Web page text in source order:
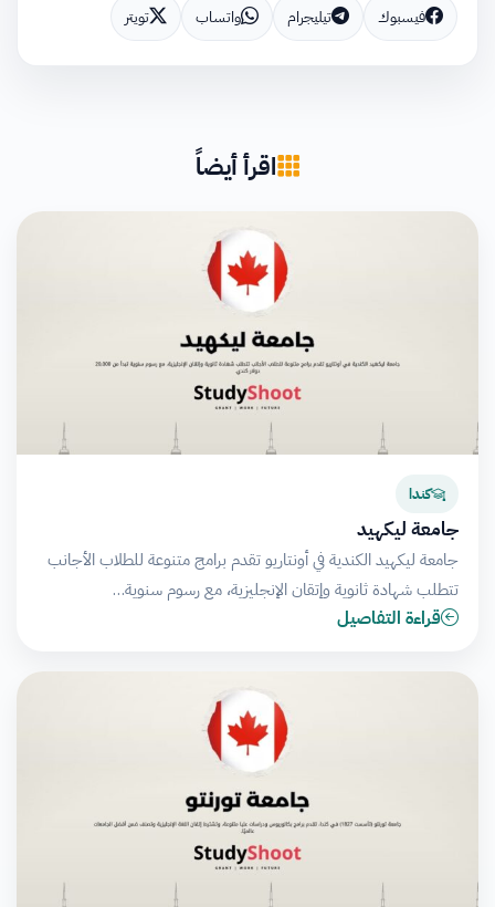
فيسبوك تيليجرام واتساب تويتر
اقرأ أيضاً
كندا
جامعة ليكهيد
جامعة ليكهيد الكندية في أونتاريو تقدم برامج متنوعة للطلاب الأجانب
تتطلب شهادة ثانوية وإتقان الإنجليزية، مع رسوم سنوية…
قراءة التفاصيل